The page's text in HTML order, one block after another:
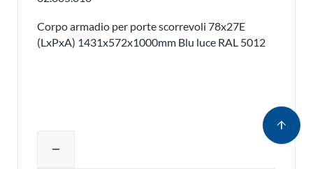
Corpo armadio per porte scorrevoli 78x27E
(LxPxA) 1431x572x1000mm Blu luce RAL 5012
Regolare la quantità del prodotto o
remove
arrow_upward